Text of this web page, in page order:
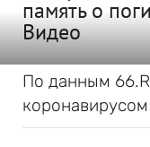
память о
Видео
По данным